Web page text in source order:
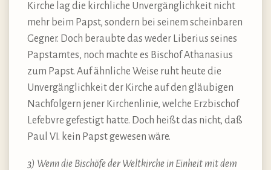
Kirche lag die kirchliche Unvergänglichkeit nicht
mehr beim Papst, sondern bei seinem scheinbaren
Gegner. Doch beraubte das weder Liberius seines
Papstamtes, noch machte es Bischof Athanasius
zum Papst. Auf ähnliche Weise ruht heute die
Unvergänglichkeit der Kirche auf den gläubigen
Nachfolgern jener Kirchenlinie, welche Erzbischof
Lefebvre gefestigt hatte. Doch heißt das nicht, daß
Paul VI. kein Papst gewesen wäre.
3) Wenn die Bischöfe der Weltkirche in Einheit mit dem